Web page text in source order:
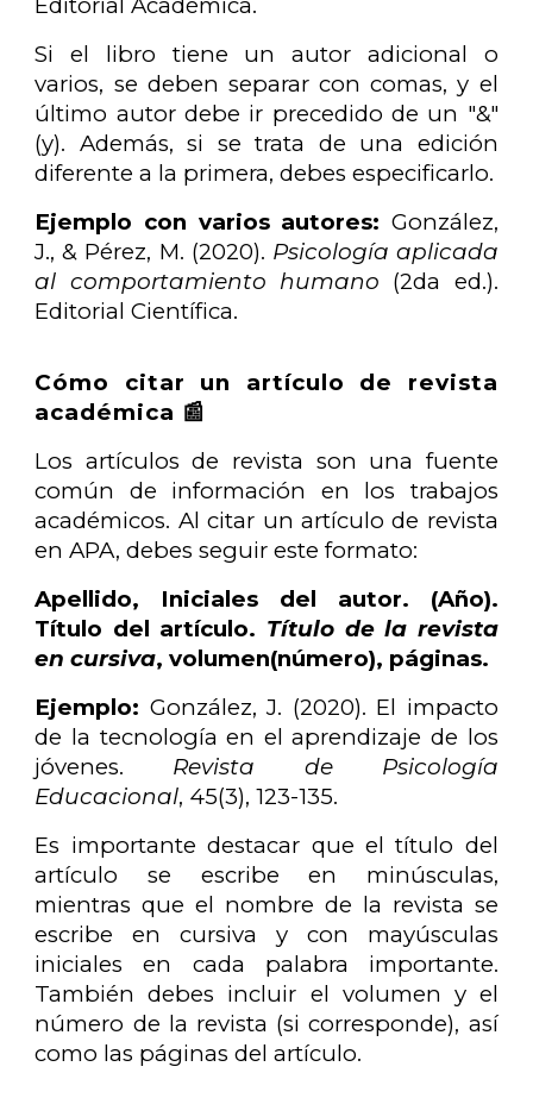
Si el libro tiene un autor adicional o
varios, se deben separar con comas, y el
último autor debe ir precedido de un "&"
(y). Además, si se trata de una edición
diferente a la primera, debes especificarlo.
Ejemplo con varios autores: González,
J., & Pérez, M. (2020). Psicología aplicada
al comportamiento humano (2da ed.).
Editorial Científica.
Cómo citar un artículo de revista
académica 📰
Los artículos de revista son una fuente
común de información en los trabajos
académicos. Al citar un artículo de revista
en APA, debes seguir este formato:
Apellido, Iniciales del autor. (Año).
Título del artículo. Título de la revista
en cursiva, volumen(número), páginas.
Ejemplo: González, J. (2020). El impacto
de la tecnología en el aprendizaje de los
jóvenes. Revista de Psicología
Educacional, 45(3), 123-135.
Es importante destacar que el título del
artículo se escribe en minúsculas,
mientras que el nombre de la revista se
escribe en cursiva y con mayúsculas
iniciales en cada palabra importante.
También debes incluir el volumen y el
número de la revista (si corresponde), así
como las páginas del artículo.